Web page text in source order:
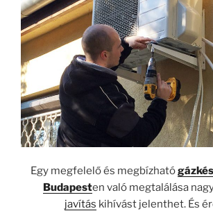
Egy megfelelő és megbízható
Budapesten való megtalálása
javítás kihívást jelenthet. És